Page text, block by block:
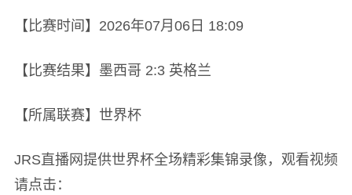
【比赛时间】2026年07月06日 18:09
【比赛结果】墨西哥 2:3 英格兰
【所属联赛】世界杯
JRS直播网提供世界杯全场精彩集锦录像，观看视频
请点击：